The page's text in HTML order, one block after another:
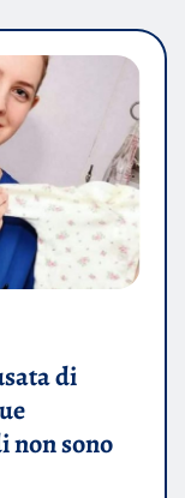
di
non sono